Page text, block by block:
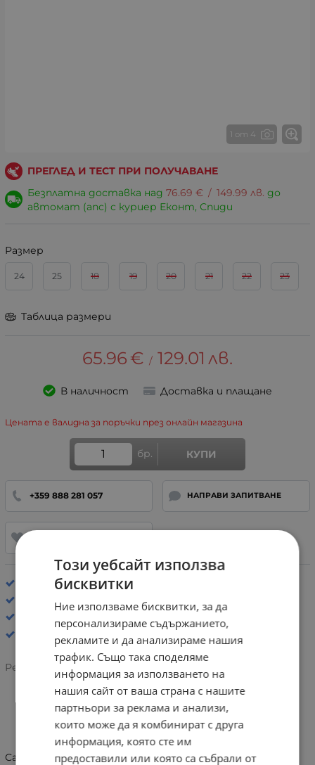
1 от 4
ПРЕГЛЕД И ТЕСТ ПРИ ПОЛУЧАВАНЕ
Безплатна доставка над 76.69 € / 149.99 лв. до
автомат (апс) с куриер Еконт, Спиди
Размер
24 25 18 19 20 21 22 23
Tаблица размери
65.96 € / 129.01 лв.
В наличност Доставка и плащане
Цената е валидна за поръчки през онлайн магазина
бр. КУПИ
+359 888 281 057 НАПРАВИ ЗАПИТВАНЕ
Хастар: Естествена кожа
Рейтинг:
ИНФОРМАЦИЯ
Сандали за прохождане Biomecanics 252123-D050
Този уебсайт използва
бисквитки
Ние използваме бисквитки, за да
персонализираме съдържанието,
рекламите и да анализираме нашия
трафик. Също така споделяме
информация за използването на
нашия сайт от ваша страна с нашите
партньори за реклама и анализи,
които може да я комбинират с друга
информация, която сте им
предоставили или която са събрали от